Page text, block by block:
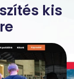
kis